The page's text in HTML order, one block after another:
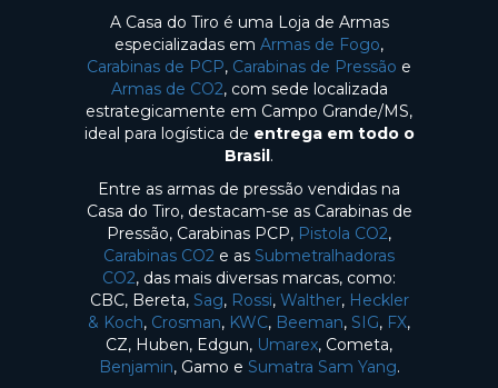
A Casa do Tiro é uma Loja de Armas
especializadas em Armas de Fogo,
Carabinas de PCP, Carabinas de Pressão e
Armas de CO2, com sede localizada
estrategicamente em Campo Grande/MS,
ideal para logística de entrega em todo o
Brasil.
Entre as armas de pressão vendidas na
Casa do Tiro, destacam-se as Carabinas de
Pressão, Carabinas PCP, Pistola CO2,
Carabinas CO2 e as Submetralhadoras
CO2, das mais diversas marcas, como:
CBC, Bereta, Sag, Rossi, Walther, Heckler
& Koch, Crosman, KWC, Beeman, SIG, FX,
CZ, Huben, Edgun, Umarex, Cometa,
Benjamin, Gamo e Sumatra Sam Yang.